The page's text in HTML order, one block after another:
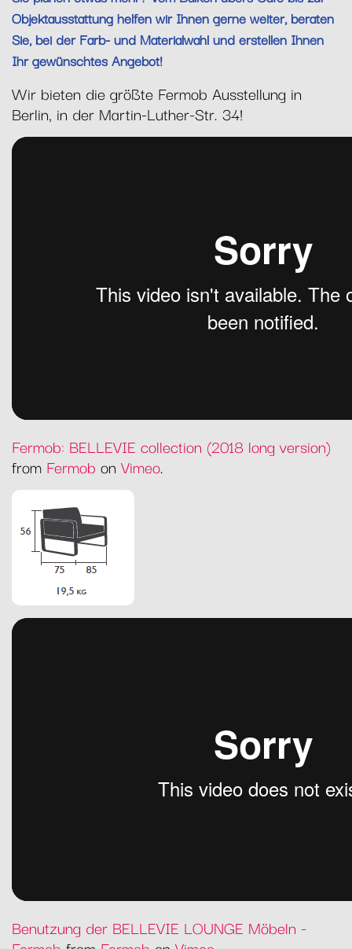
Objektausstattung helfen wir Ihnen gerne weiter, beraten
Sie, bei der Farb- und Materialwahl und erstellen Ihnen
Ihr gewünschtes Angebot!
Wir bieten die größte Fermob Ausstellung in
Berlin, in der Martin-Luther-Str. 34!
Fermob: BELLEVIE collection (2018 long version)
from Fermob on Vimeo.
Benutzung der BELLEVIE LOUNGE Möbeln -